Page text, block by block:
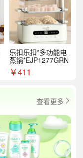
乐扣乐扣*多功能电
蒸锅*EJP1277GRN
￥411
查看更多 